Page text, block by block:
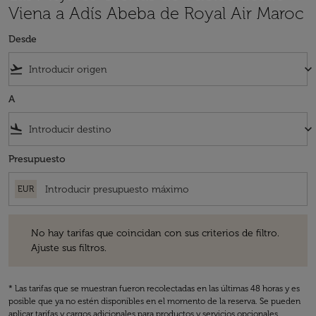
Viena a Adís Abeba de Royal Air Maroc
Desde
flight_takeoff keyboard_arrow_down
A
flight_land keyboard_arrow_down
Presupuesto
EUR
No hay tarifas que coincidan con sus criterios de filtro.
Ajuste sus filtros.
* Las tarifas que se muestran fueron recolectadas en las últimas 48 horas y es
posible que ya no estén disponibles en el momento de la reserva. Se pueden
aplicar tarifas y cargos adicionales para productos y servicios opcionales.